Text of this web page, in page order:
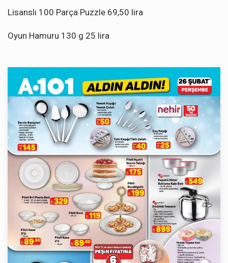
Lisanslı 100 Parça Puzzle 69,50 lira
Oyun Hamuru 130 g 25 lira